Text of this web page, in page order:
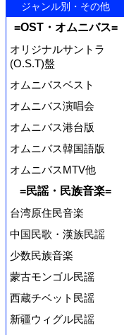
ジャンル別・その他
=OST・オムニバス=
オリジナルサントラ
(O.S.T)盤
オムニバスベスト
オムニバス演唱会
オムニバス港台版
オムニバス韓国語版
オムニバスMTV他
=民謡・民族音楽=
台湾原住民音楽
中国民歌・漢族民謡
少数民族音楽
蒙古モンゴル民謡
西蔵チベット民謡
新疆ウィグル民謡